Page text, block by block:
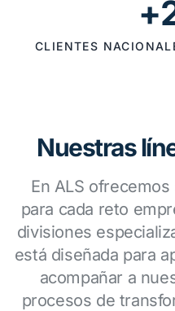
CLIENTES
Nuestras
En ALS
para cada reto
divisiones
está diseñada para
acompañar a
procesos de